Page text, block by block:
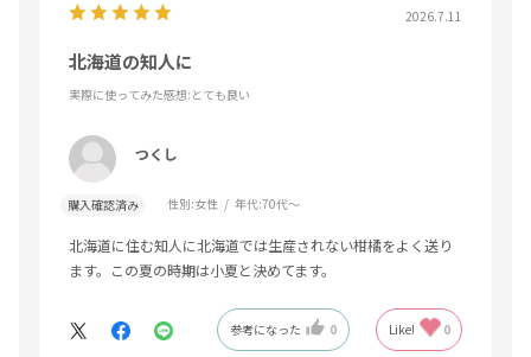
2026.7.11
北海道の知人に
実際に使ってみた感想:とても良い
つくし
購入確認済み 性別:女性 年代:70代～
北海道に住む知人に北海道では生産されない柑橘をよく送り
ます。この夏の時期は小夏と決めてます。
参考になった 0 Like! 0